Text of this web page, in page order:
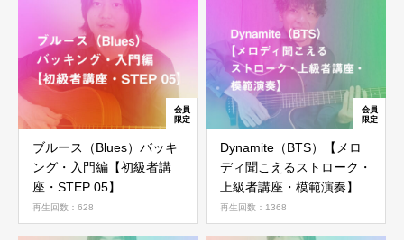
ブルース（Blues）バッキ
ング・入門編【初級者講
座・STEP 05】
再生回数：628
Dynamite（BTS）【メロ
ディ聞こえるストローク・
上級者講座・模範演奏】
再生回数：1368